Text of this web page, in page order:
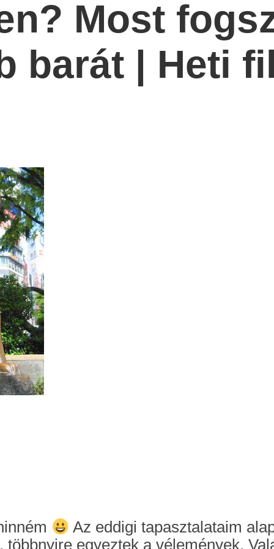
Most
barát | Heti
Az eddigi tapasztalataim
egyeztek a vélemények.